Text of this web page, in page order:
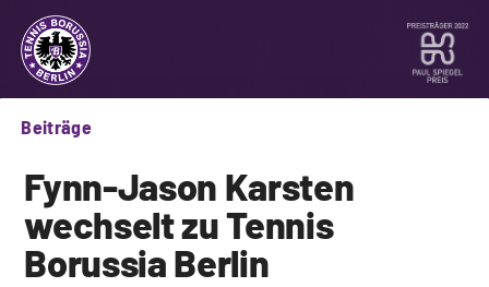
Beiträge
Fynn-Jason Karsten
wechselt zu Tennis
Borussia Berlin